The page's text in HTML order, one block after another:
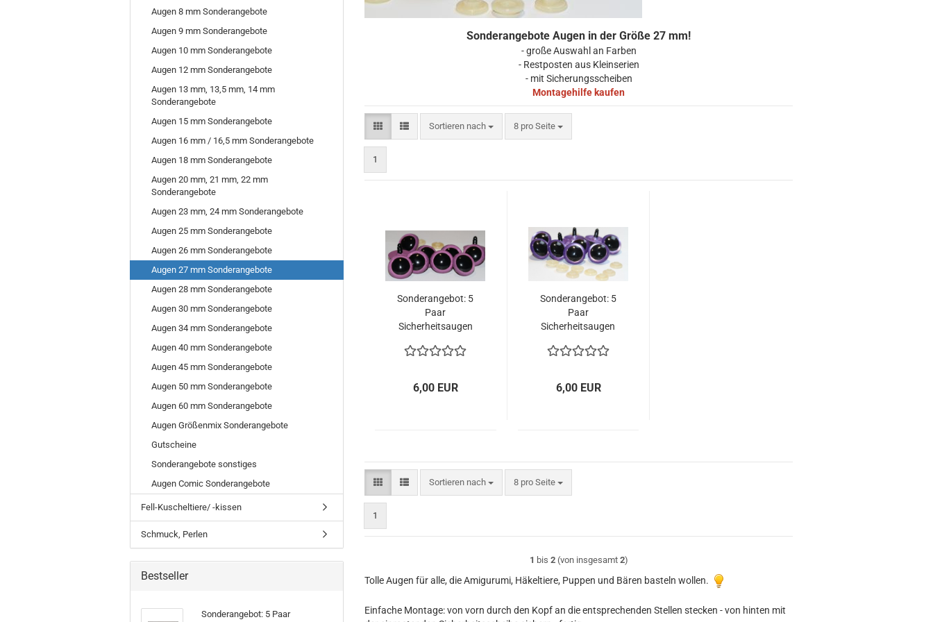
Sonderangebote Augen in der Größe 27 mm!
- große Auswahl an Farben
- Restposten aus Kleinserien
- mit Sicherungsscheiben
Montagehilfe kaufen
Sortieren nach
Sortieren nach 8 pro Seite
pro Seite
1
Sonderangebot: 5
Paar
Sicherheitsaugen
6,00 EUR
Sonderangebot: 5
Paar
Sicherheitsaugen
mm
6,00 EUR
Sortieren nach
Sortieren nach 8 pro Seite
pro Seite
1
1 bis 2(von insgesamt 2)
Tolle Augen für alle, die Amigurumi, Häkeltiere, Puppen und Bären basteln wollen.
Einfache Montage: von vorn durch den Kopf an die entsprechenden Stellen stecken - von hinten mit
Augen 8 mm Sonderangebote
Augen 9 mm Sonderangebote
Augen 10 mm Sonderangebote
Augen 12 mm Sonderangebote
Augen 13 mm, 13,5 mm, 14 mm
Sonderangebote
Augen 15 mm Sonderangebote
Augen 16 mm / 16,5 mm Sonderangebote
Augen 18 mm Sonderangebote
Augen 20 mm, 21 mm, 22 mm
Sonderangebote
Augen 23 mm, 24 mm Sonderangebote
Augen 25 mm Sonderangebote
Augen 26 mm Sonderangebote
Augen 27 mm Sonderangebote
Augen 28 mm Sonderangebote
Augen 30 mm Sonderangebote
Augen 34 mm Sonderangebote
Augen 40 mm Sonderangebote
Augen 45 mm Sonderangebote
Augen 50 mm Sonderangebote
Augen 60 mm Sonderangebote
Augen Größenmix Sonderangebote
Gutscheine
Sonderangebote sonstiges
Augen Comic Sonderangebote
Fell-Kuscheltiere/ -kissen
Schmuck, Perlen
Bestseller
Sonderangebot: 5 Paar